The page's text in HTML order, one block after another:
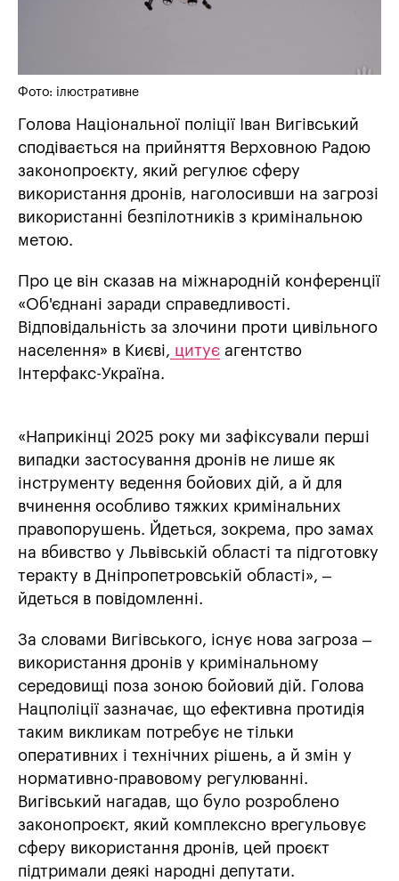
Фото: ілюстративне
Голова Національної поліції Іван Вигівський
сподівається на прийняття Верховною Радою
законопроєкту, який регулює сферу
використання дронів, наголосивши на загрозі
використанні безпілотників з кримінальною
метою.
Про це він сказав на міжнародній конференції
«Об'єднані заради справедливості.
Відповідальність за злочини проти цивільного
населення» в Києві, цитує агентство
Інтерфакс-Україна.
«Наприкінці 2025 року ми зафіксували перші
випадки застосування дронів не лише як
інструменту ведення бойових дій, а й для
вчинення особливо тяжких кримінальних
правопорушень. Йдеться, зокрема, про замах
на вбивство у Львівській області та підготовку
теракту в Дніпропетровській області», –
йдеться в повідомленні.
За словами Вигівського, існує нова загроза –
використання дронів у кримінальному
середовищі поза зоною бойовий дій. Голова
Нацполіції зазначає, що ефективна протидія
таким викликам потребує не тільки
оперативних і технічних рішень, а й змін у
нормативно-правовому регулюванні.
Вигівський нагадав, що було розроблено
законопроєкт, який комплексно врегульовує
сферу використання дронів, цей проєкт
підтримали деякі народні депутати.